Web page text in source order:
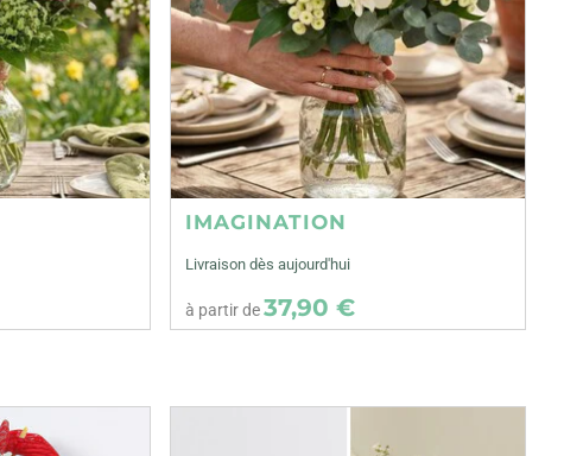
IMAGINATION
Livraison dès aujourd'hui
à partir de37,90 €